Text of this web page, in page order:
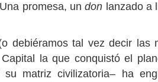
promesa, undon lanzado a
debiéramos tal vez decir las
la que conquistó el
su matriz civilizatoria– ha